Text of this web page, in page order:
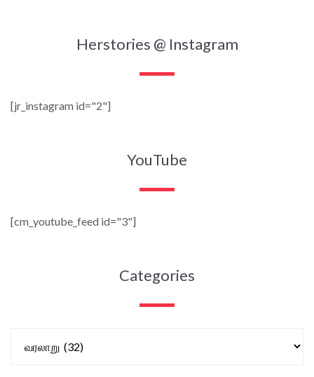
Herstories @ Instagram
[jr_instagram id="2"]
YouTube
[cm_youtube_feed id="3"]
Categories